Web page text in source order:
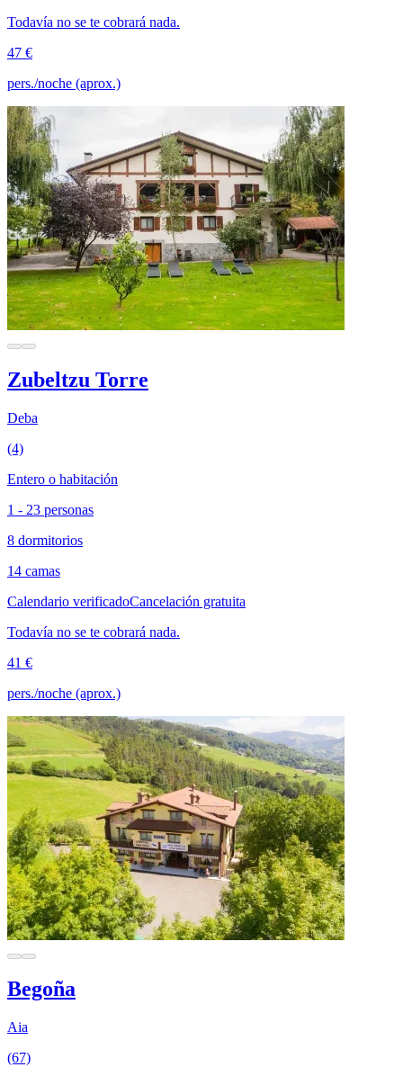
Todavía no se te cobrará nada.
47 €
pers./noche (aprox.)
Zubeltzu Torre
Deba
(4)
Entero o habitación
1 - 23 personas
8 dormitorios
14 camas
Calendario verificadoCancelación gratuita
Todavía no se te cobrará nada.
41 €
pers./noche (aprox.)
Begoña
Aia
(67)